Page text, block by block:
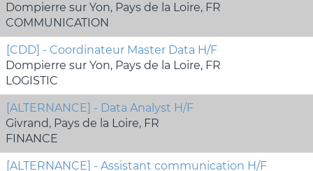
Dompierre sur Yon, Pays de la Loire, FR
COMMUNICATION
[CDD] - Coordinateur Master Data H/F
Dompierre sur Yon, Pays de la Loire, FR
LOGISTIC
[ALTERNANCE] - Data Analyst H/F
Givrand, Pays de la Loire, FR
FINANCE
[ALTERNANCE] - Assistant communication H/F